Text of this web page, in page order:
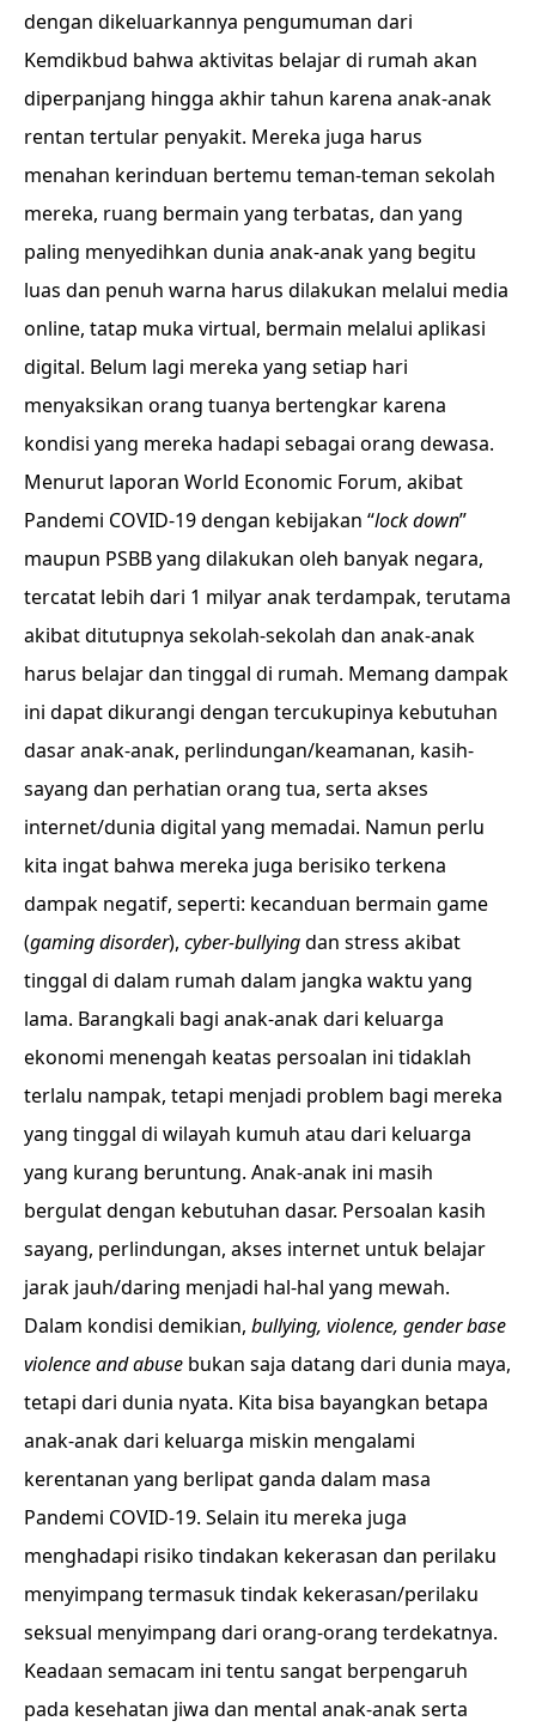
dengan dikeluarkannya pengumuman dari
Kemdikbud bahwa aktivitas belajar di rumah akan
diperpanjang hingga akhir tahun karena anak-anak
rentan tertular penyakit. Mereka juga harus
menahan kerinduan bertemu teman-teman sekolah
mereka, ruang bermain yang terbatas, dan yang
paling menyedihkan dunia anak-anak yang begitu
luas dan penuh warna harus dilakukan melalui media
online, tatap muka virtual, bermain melalui aplikasi
digital. Belum lagi mereka yang setiap hari
menyaksikan orang tuanya bertengkar karena
kondisi yang mereka hadapi sebagai orang dewasa.
Menurut laporan World Economic Forum, akibat
Pandemi COVID-19 dengan kebijakan “lock down”
maupun PSBB yang dilakukan oleh banyak negara,
tercatat lebih dari 1 milyar anak terdampak, terutama
akibat ditutupnya sekolah-sekolah dan anak-anak
harus belajar dan tinggal di rumah. Memang dampak
ini dapat dikurangi dengan tercukupinya kebutuhan
dasar anak-anak, perlindungan/keamanan, kasih-
sayang dan perhatian orang tua, serta akses
internet/dunia digital yang memadai. Namun perlu
kita ingat bahwa mereka juga berisiko terkena
dampak negatif, seperti: kecanduan bermain game
(gaming disorder), cyber-bullyingdan stress akibat
tinggal di dalam rumah dalam jangka waktu yang
lama. Barangkali bagi anak-anak dari keluarga
ekonomi menengah keatas persoalan ini tidaklah
terlalu nampak, tetapi menjadi problem bagi mereka
yang tinggal di wilayah kumuh atau dari keluarga
yang kurang beruntung. Anak-anak ini masih
bergulat dengan kebutuhan dasar. Persoalan kasih
sayang, perlindungan, akses internet untuk belajar
jarak jauh/daring menjadi hal-hal yang mewah.
Dalam kondisi demikian, bullying, violence, gender base
violence and abuse bukan saja datang dari dunia maya,
tetapi dari dunia nyata. Kita bisa bayangkan betapa
anak-anak dari keluarga miskin mengalami
kerentanan yang berlipat ganda dalam masa
Pandemi COVID-19. Selain itu mereka juga
menghadapi risiko tindakan kekerasan dan perilaku
menyimpang termasuk tindak kekerasan/perilaku
seksual menyimpang dari orang-orang terdekatnya.
Keadaan semacam ini tentu sangat berpengaruh
pada kesehatan jiwa dan mental anak-anak serta